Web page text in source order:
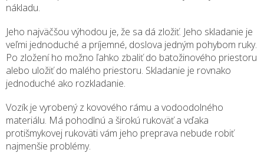
nákladu.
Jeho najväčšou výhodou je, že sa dá zložiť. Jeho skladanie je
veľmi jednoduché a príjemné, doslova jedným pohybom ruky.
Po zložení ho možno ľahko zbaliť do batožinového priestoru
alebo uložiť do malého priestoru. Skladanie je rovnako
jednoduché ako rozkladanie.
Vozík je vyrobený z kovového rámu a vodoodolného
materiálu. Má pohodlnú a širokú rukoväť a vďaka
protišmykovej rukoväti vám jeho preprava nebude robiť
najmenšie problémy.